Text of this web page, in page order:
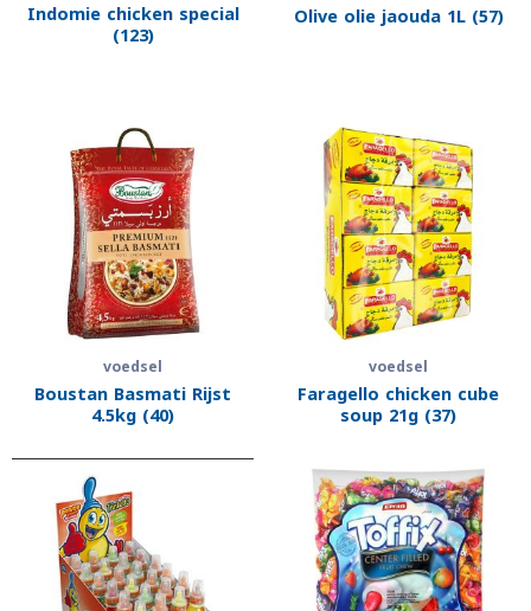
Indomie chicken special
(123)
Olive olie jaouda 1L (57)
voedsel
Boustan Basmati Rijst
4.5kg (40)
voedsel
Faragello chicken cube
soup 21g (37)